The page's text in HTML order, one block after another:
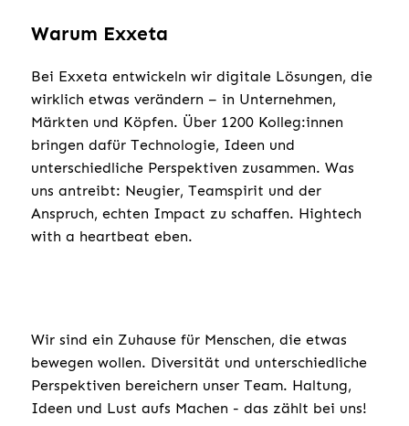
Warum Exxeta
Bei Exxeta entwickeln wir digitale Lösungen, die
wirklich etwas verändern – in Unternehmen,
Märkten und Köpfen. Über 1200 Kolleg:innen
bringen dafür Technologie, Ideen und
unterschiedliche Perspektiven zusammen. Was
uns antreibt: Neugier, Teamspirit und der
Anspruch, echten Impact zu schaffen. Hightech
with a heartbeat eben.
Wir sind ein Zuhause für Menschen, die etwas
bewegen wollen. Diversität und unterschiedliche
Perspektiven bereichern unser Team. Haltung,
Ideen und Lust aufs Machen - das zählt bei uns!